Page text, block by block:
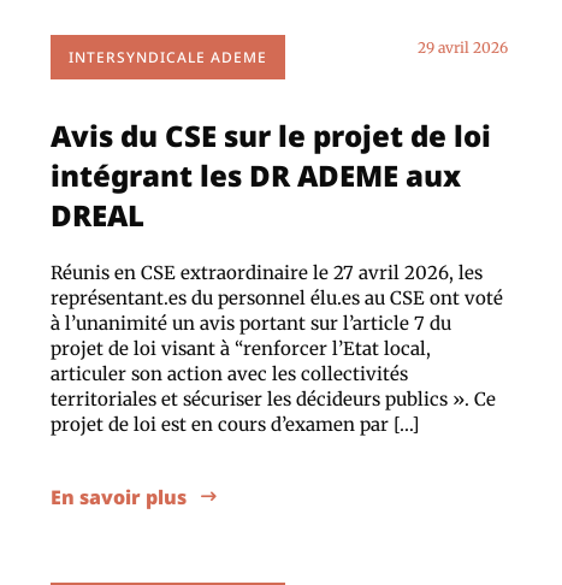
INTERSYNDICALE ADEME 29 avril 2026
Avis du CSE sur le projet de loi
intégrant les DR ADEME aux
DREAL
Réunis en CSE extraordinaire le 27 avril 2026, les
représentant.es du personnel élu.es au CSE ont voté
à l’unanimité un avis portant sur l’article 7 du
projet de loi visant à “renforcer l’Etat local,
articuler son action avec les collectivités
territoriales et sécuriser les décideurs publics ». Ce
projet de loi est en cours d’examen par […]
En savoir plus